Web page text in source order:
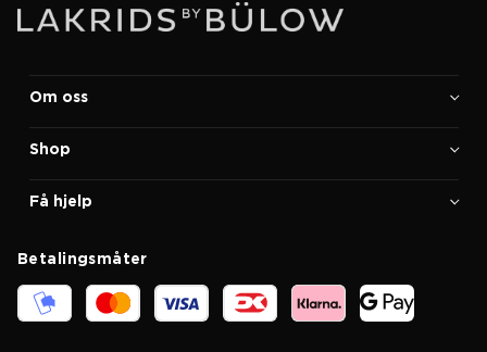
Om oss
Shop
Få hjelp
Betalingsmåter